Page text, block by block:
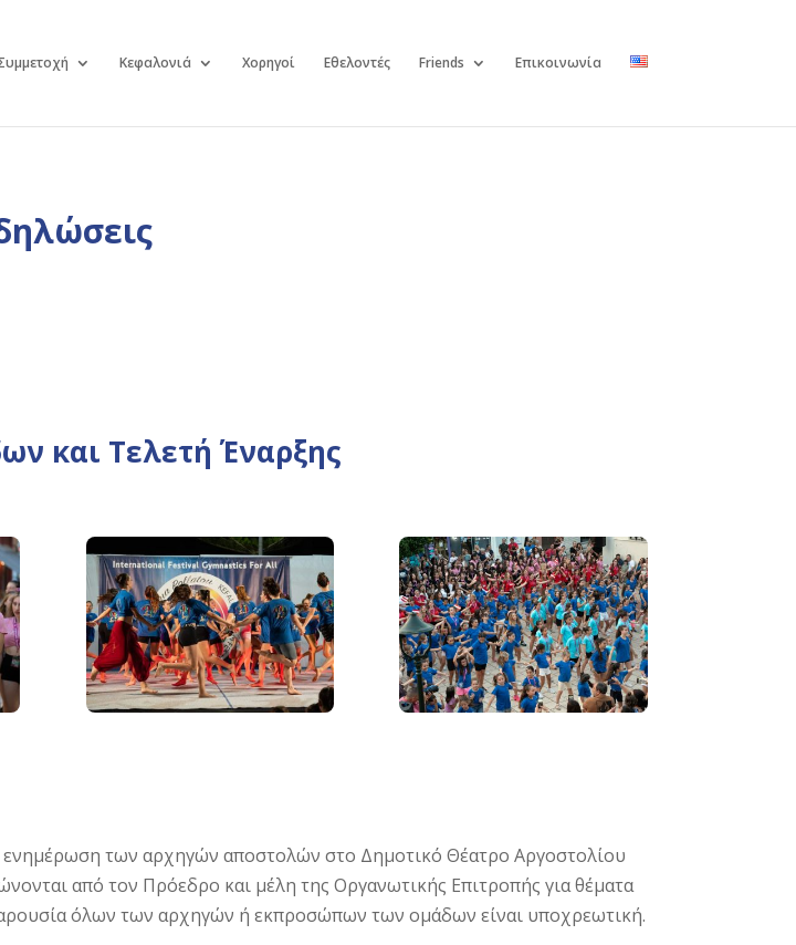
Κεφαλονιά Χορηγοί Εθελοντές Friends Επικοινωνία
και Τελετή Έναρξης
των αρχηγών αποστολών στο Δημοτικό Θέατρο Αργοστολίου
από τον Πρόεδρο και μέλη της Οργανωτικής Επιτροπής για θέματα
όλων των αρχηγών ή εκπροσώπων των ομάδων είναι υποχρεωτική.